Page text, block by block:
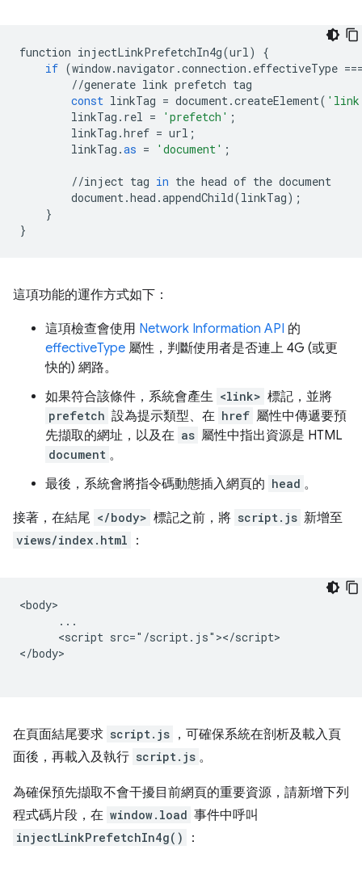
function injectLinkPrefetchIn4g(url)
{
if (window.navigator .connection . effectiveType
//generate link prefetch tag
const linkTag = document.createElement(
linkTag . rel = 'prefetch' ;
linkTag .href = url ;
linkTag .as = 'document' ;
//inject tag in the head of the document
document.head .appendChild(linkTag);
}
}
這項功能的運作方式如下：
這項檢查會使用 Network Information API 的
effectiveType 屬性，判斷使用者是否連上 4G (或更
快的) 網路。
如果符合該條件，系統會產生 <link> 標記，並將
prefetch 設為提示類型、在 href 屬性中傳遞要預
先擷取的網址，以及在 as 屬性中指出資源是 HTML
document 。
最後，系統會將指令碼動態插入網頁的 head 。
接著，在結尾 </body> 標記之前，將 script.js 新增至
views/index.html ：
<body>
      ...
      <script src="/script.js"></script>
</body>
在頁面結尾要求 script.js ，可確保系統在剖析及載入頁
面後，再載入及執行 script.js 。
為確保預先擷取不會干擾目前網頁的重要資源，請新增下列
程式碼片段，在 window.load 事件中呼叫
injectLinkPrefetchIn4g() ：